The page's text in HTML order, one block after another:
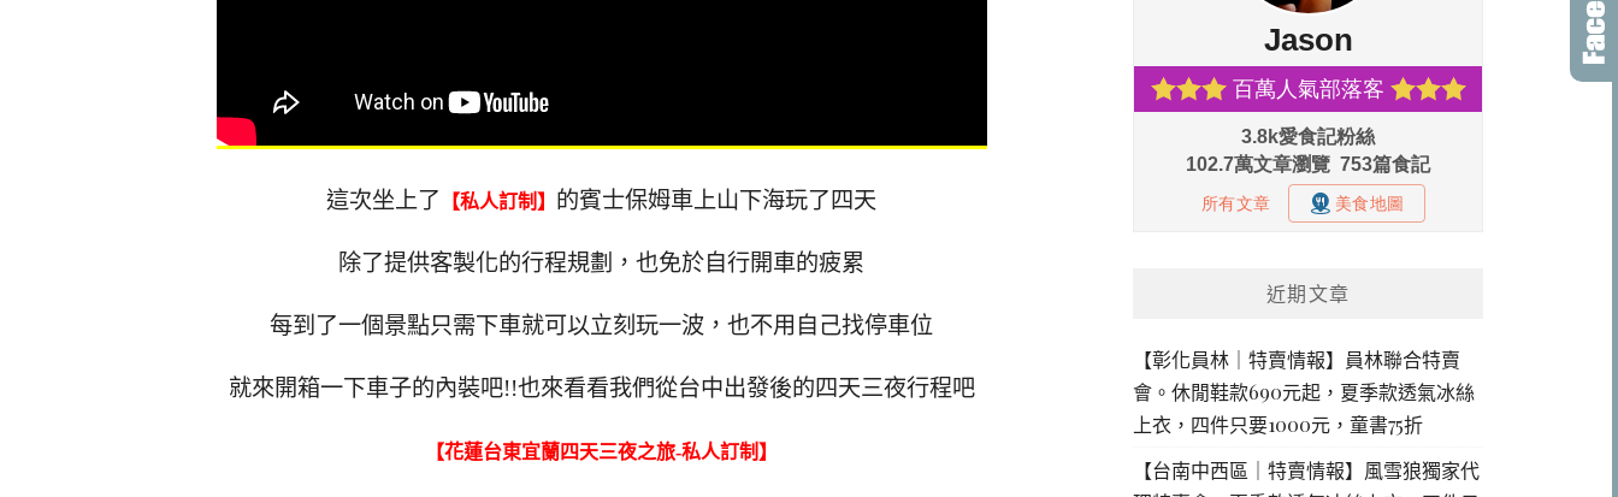
這次坐上了 【私人訂制】 的賓士保姆車上山下海玩了四天
除了提供客製化的行程規劃，也免於自行開車的疲累
每到了一個景點只需下車就可以立刻玩一波，也不用自己找停車位
就來開箱一下車子的內裝吧!!也來看看我們從台中出發後的四天三夜行程吧
【花蓮台東宜蘭四天三夜之旅-私人訂制】
近期文章
【彰化員林｜特賣情報】員林聯合特賣
會。休閒鞋款690元起，夏季款透氣冰絲
上衣，四件只要1000元，童書75折
【台南中西區｜特賣情報】風雪狼獨家代